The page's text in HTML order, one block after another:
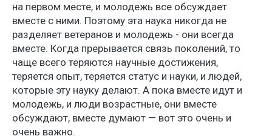
на первом месте, и молодежь все обсуждает
вместе с ними. Поэтому эта наука никогда не
разделяет ветеранов и молодежь - они всегда
вместе. Когда прерывается связь поколений, то
чаще всего теряются научные достижения,
теряется опыт, теряется статус и науки, и людей,
которые эту науку делают. А пока вместе идут и
молодежь, и люди возрастные, они вместе
обсуждают, вместе думают — вот это очень и
очень важно.